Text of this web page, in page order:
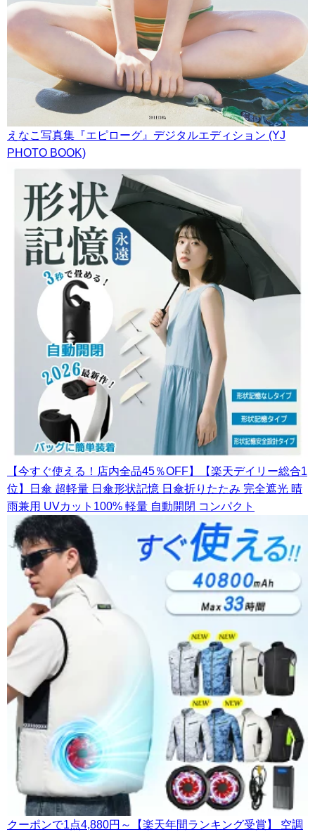
えなこ写真集『エピローグ』デジタルエディション (YJ
PHOTO BOOK)
【今すぐ使える！店内全品45％OFF】【楽天デイリー総合1
位】日傘 超軽量 日傘形状記憶 日傘折りたたみ 完全遮光 晴
雨兼用 UVカット100% 軽量 自動開閉 コンパクト
クーポンで1点4,880円～【楽天年間ランキング受賞】 空調